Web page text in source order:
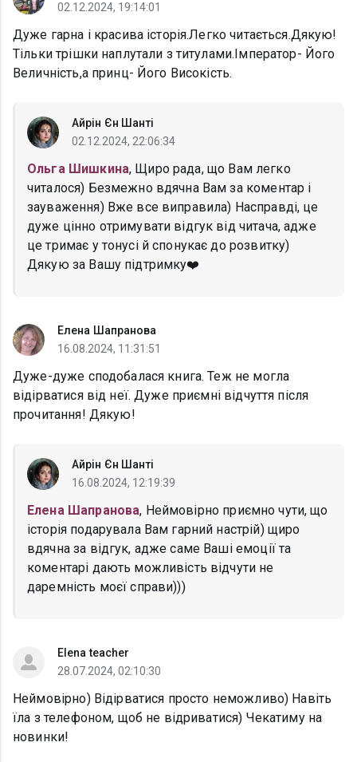
02.12.2024, 19:14:01
Дуже гарна і красива історія.Легко читається.Дякую!
Тільки трішки наплутали з титулами.Імператор- Його
Величність,а принц- Його Високість.
Айрін Єн Шанті
02.12.2024, 22:06:34
Ольга Шишкина, Щиро рада, що Вам легко
читалося) Безмежно вдячна Вам за коментар і
зауваження) Вже все виправила) Насправді, це
дуже цінно отримувати відгук від читача, адже
це тримає у тонусі й спонукає до розвитку)
Дякую за Вашу підтримку❤️️
Елена Шапранова
16.08.2024, 11:31:51
Дуже-дуже сподобалася книга. Теж не могла
відірватися від неї. Дуже приємні відчуття після
прочитання! Дякую!
Айрін Єн Шанті
16.08.2024, 12:19:39
Елена Шапранова, Неймовірно приємно чути, що
історія подарувала Вам гарний настрій) щиро
вдячна за відгук, адже саме Ваші емоції та
коментарі дають можливість відчути не
даремність моєї справи)))
Elena teacher
28.07.2024, 02:10:30
Неймовірно) Відірватися просто неможливо) Навіть
їла з телефоном, щоб не відриватися) Чекатиму на
новинки!